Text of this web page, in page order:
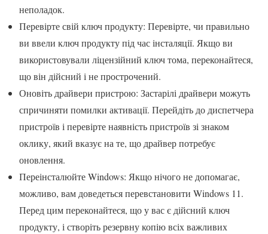
неполадок.
Перевірте свій ключ продукту: Перевірте, чи правильно
ви ввели ключ продукту під час інсталяції. Якщо ви
використовували ліцензійний ключ тома, переконайтеся,
що він дійсний і не прострочений.
Оновіть драйвери пристрою: Застарілі драйвери можуть
спричиняти помилки активації. Перейдіть до диспетчера
пристроїв і перевірте наявність пристроїв зі знаком
оклику, який вказує на те, що драйвер потребує
оновлення.
Переінсталюйте Windows: Якщо нічого не допомагає,
можливо, вам доведеться перевстановити Windows 11.
Перед цим переконайтеся, що у вас є дійсний ключ
продукту, і створіть резервну копію всіх важливих